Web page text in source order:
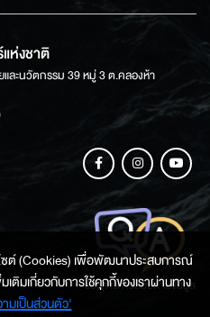
ห่งชาติ
ละนวัตกรรม 39 หมู่ 3 ต.คลองห้า
ช่องทางการสอบถามข้อมูล
ไซต์ (Cookies) เพื่อพัฒนาประสบการณ์
ติมเกี่ยวกับการใช้คุกกี้ของเราผ่านทาง
มเป็นส่วนตัว'